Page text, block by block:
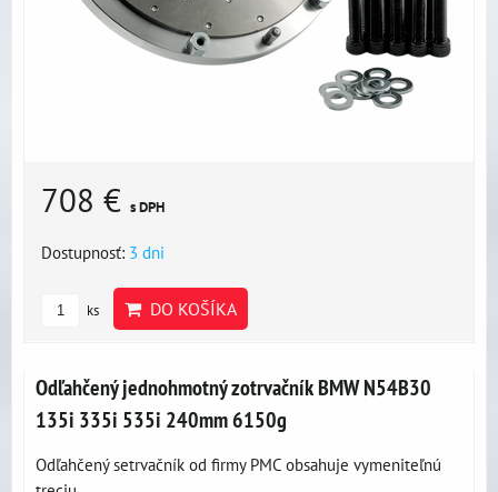
708 € s DPH
Dostupnosť: 3 dni
ks DO KOŠÍKA
Odľahčený jednohmotný zotrvačník BMW N54B30
135i 335i 535i 240mm 6150g
Odľahčený setrvačník od firmy PMC obsahuje vymeniteľnú